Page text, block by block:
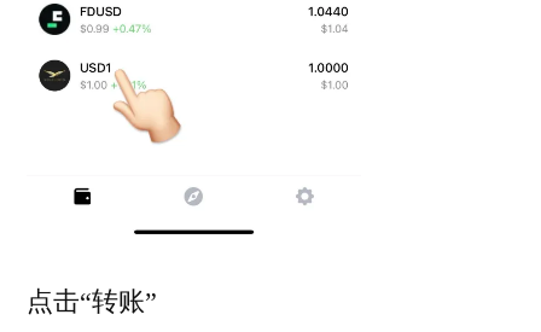
点击“转账”